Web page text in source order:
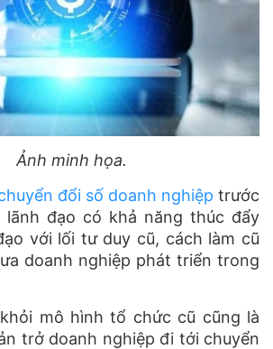
Ảnh minh họa.
đổi số doanh nghiệp trước
đạo có khả năng thúc đẩy
với lối tư duy cũ, cách làm cũ
doanh nghiệp phát triển trong
mô hình tổ chức cũ cũng là
trở doanh nghiệp đi tới chuyển